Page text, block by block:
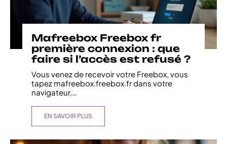
Mafreebox Freebox fr
première connexion : que
faire si l’accès est refusé ?
Vous venez de recevoir votre Freebox, vous
tapez mafreebox.freebox.fr dans votre
navigateur,
EN SAVOIR PLUS